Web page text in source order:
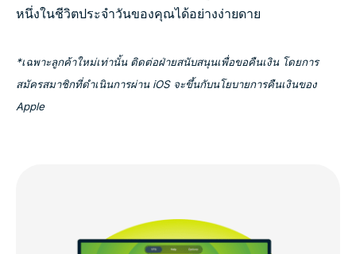
หนึ่งในชีวิตประจำวันของคุณได้อย่างง่ายดาย
*เฉพาะลูกค้าใหม่เท่านั้น ติดต่อฝ่ายสนับสนุนเพื่อขอคืนเงิน โดยการ
สมัครสมาชิกที่ดำเนินการผ่าน iOS จะขึ้นกับนโยบายการคืนเงินของ
Apple